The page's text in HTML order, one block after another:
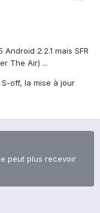
2.2.1 mais SFR
The Air) ...
off, la mise à jour
peut plus recevoir